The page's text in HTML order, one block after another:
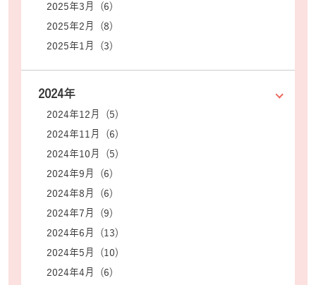
2025年3月 (6)
2025年2月 (8)
2025年1月 (3)
2024年
2024年12月 (5)
2024年11月 (6)
2024年10月 (5)
2024年9月 (6)
2024年8月 (6)
2024年7月 (9)
2024年6月 (13)
2024年5月 (10)
2024年4月 (6)